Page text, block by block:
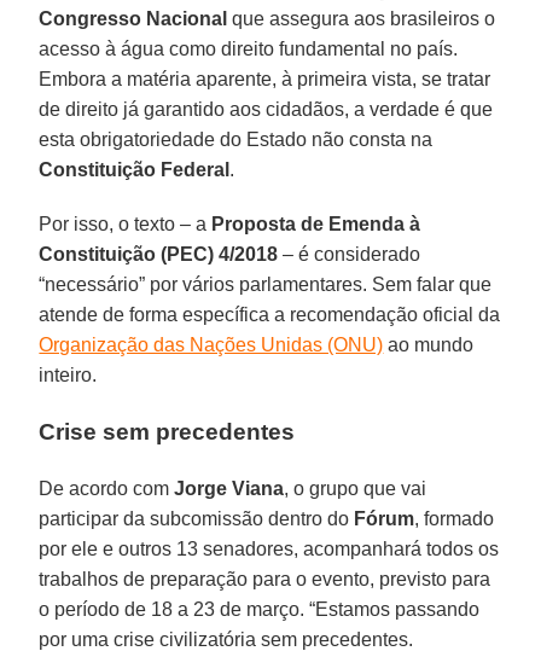
Congresso Nacional que assegura aos brasileiros o
acesso à água como direito fundamental no país.
Embora a matéria aparente, à primeira vista, se tratar
de direito já garantido aos cidadãos, a verdade é que
esta obrigatoriedade do Estado não consta na
Constituição Federal .
Por isso, o texto – a Proposta de Emenda à
Constituição (PEC) 4/2018 – é considerado
“necessário” por vários parlamentares. Sem falar que
atende de forma específica a recomendação oficial da
Organização das Nações Unidas (ONU) ao mundo
inteiro.
Crise sem precedentes
De acordo comJorge Viana, o grupo que vai
participar da subcomissão dentro do Fórum, formado
por ele e outros 13 senadores, acompanhará todos os
trabalhos de preparação para o evento, previsto para
o período de 18 a 23 de março. “Estamos passando
por uma crise civilizatória sem precedentes.